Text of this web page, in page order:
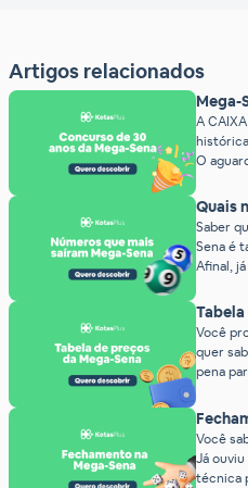
Artigos relacionados
Mega-
de
A
O
200
sobre
Quais
Sena?
Saber
Sena é
Afinal,
loterias
Mas
Sena
Você
quer
pena
quina
Você
Já
técnica